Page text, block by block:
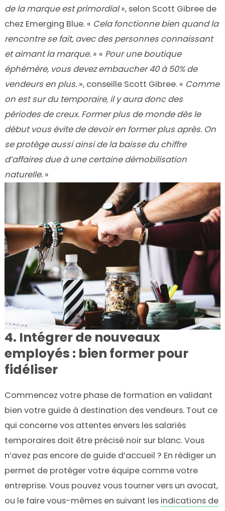
de la marque est primordial», selon Scott Gibree de
chez Emerging Blue. « Cela fonctionne bien quand la
rencontre se fait, avec des personnes connaissant
et aimant la marque.» « Pour une boutique
éphémère, vous devez embaucher 40 à 50% de
vendeurs en plus. », conseille Scott Gibree. « Comme
on est sur du temporaire, il y aura donc des
périodes de creux. Former plus de monde dès le
début vous évite de devoir en former plus après. On
se protège aussi ainsi de la baisse du chiffre
d’affaires due à une certaine démobilisation
naturelle.»
4. Intégrer de nouveaux
employés : bien former pour
fidéliser
Commencez votre phase de formation en validant
bien votre guide à destination des vendeurs. Tout ce
qui concerne vos attentes envers les salariés
temporaires doit être précisé noir sur blanc. Vous
n’avez pas encore de guide d’accueil ? En rédiger un
permet de protéger votre équipe comme votre
entreprise. Vous pouvez vous tourner vers un avocat,
ou le faire vous-mêmes en suivant les indications de